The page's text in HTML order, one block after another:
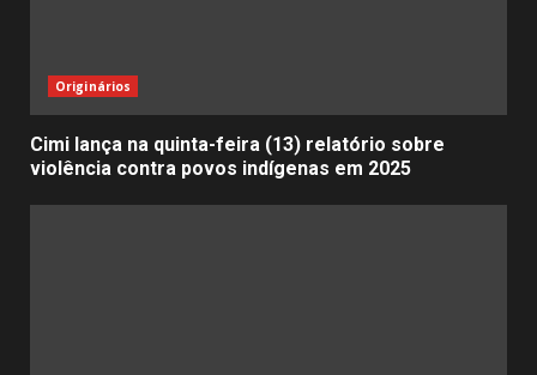
Originários
Cimi lança na quinta-feira (13) relatório sobre
violência contra povos indígenas em 2025